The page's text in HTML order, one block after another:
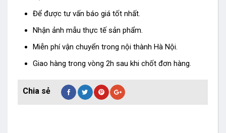
Để được tư vấn báo giá tốt nhất.
Nhận ảnh mẫu thực tế sản phẩm.
Miễn phí vận chuyển trong nội thành Hà Nội.
Giao hàng trong vòng 2h sau khi chốt đơn hàng.